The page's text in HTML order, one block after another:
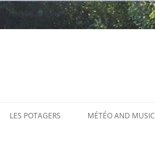
LES POTAGERS MÉTÉO AND MUSIC